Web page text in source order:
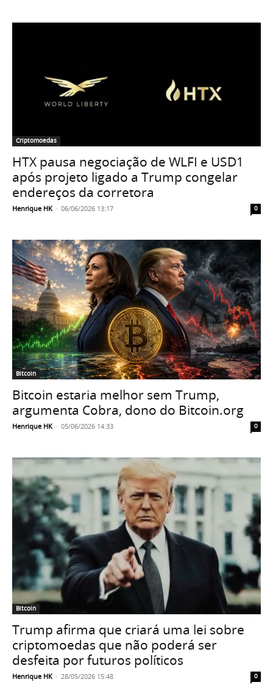
Criptomoedas
HTX pausa negociação de WLFI e USD1
após projeto ligado a Trump congelar
endereços da corretora
Henrique HK - 06/06/2026 13:17 0
Bitcoin
Bitcoin estaria melhor sem Trump,
argumenta Cobra, dono do Bitcoin.org
Henrique HK - 05/06/2026 14:33 0
Bitcoin
Trump afirma que criará uma lei sobre
criptomoedas que não poderá ser
desfeita por futuros políticos
Henrique HK - 28/05/2026 15:48 0